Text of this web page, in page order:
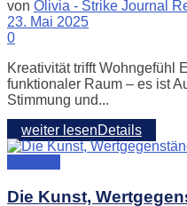
von Olivia - Strike Journal
23. Mai 2025
0
Kreativität trifft Wohngefühl
funktionaler Raum – es ist
Stimmung und...
weiter lesenDetails
Die Kunst,